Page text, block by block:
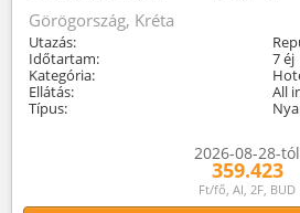
Görögország, Kréta
Utazás:
Időtartam:
7 éj
Kategória:
Ellátás:
All
Típus:
2026-08-28-tól
359.423
Ft/fő, AI, 2F, BUD